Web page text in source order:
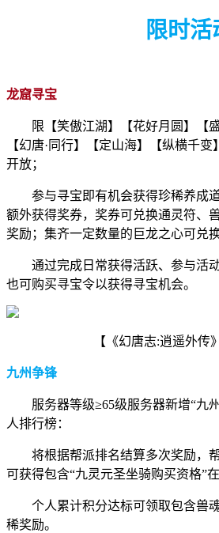
限时活
龙窟寻宝
限【笑傲江湖】【花好月圆】【
【幻唐·同行】【定山海】【纵横千
开放；
参与寻宝即有机会获得珍稀养成
额外获得奖券，奖券可兑换通灵符、
奖励；集齐一定数量的巨龙之心可兑
通过完成日常获得活跃、参与活
也可购买寻宝令以获得寻宝机会。
【《幻唐志:逍遥外传
九州争锋
服务器等级≥65级服务器新增“九
人排行榜：
将根据帮派排名结算多次奖励，
可获得包含“九灵元圣坐骑购买资格”
个人累计积分达标可领取包含兽
稀奖励。